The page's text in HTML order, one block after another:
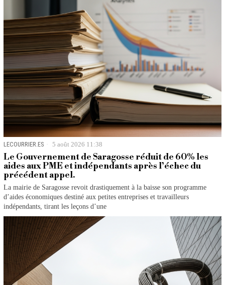
LECOURRIER.ES 5 août 2026 11:38
Le Gouvernement de Saragosse réduit de 60% les
aides aux PME et indépendants après l’échec du
précédent appel.
La mairie de Saragosse revoit drastiquement à la baisse son programme
d’aides économiques destiné aux petites entreprises et travailleurs
indépendants, tirant les leçons d’une